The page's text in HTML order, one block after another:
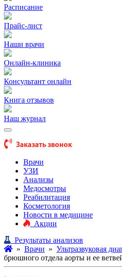
Расписание
Прайс-лист
Наши врачи
Онлайн-клиника
Консультант онлайн
Книга отзывов
Наш журнал
Заказать звонок
Врачи
УЗИ
Анализы
Медосмотры
Реабилитация
Косметология
Новости в медицине
Акции
Результаты анализов
» Врачи » Ультразвуковая
брюшного отдела аорты и ее